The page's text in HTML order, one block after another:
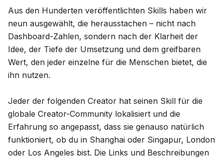
Aus den Hunderten veröffentlichten Skills haben wir
neun ausgewählt, die herausstachen – nicht nach
Dashboard-Zahlen, sondern nach der Klarheit der
Idee, der Tiefe der Umsetzung und dem greifbaren
Wert, den jeder einzelne für die Menschen bietet, die
ihn nutzen.
Jeder der folgenden Creator hat seinen Skill für die
globale Creator-Community lokalisiert und die
Erfahrung so angepasst, dass sie genauso natürlich
funktioniert, ob du in Shanghai oder Singapur, London
oder Los Angeles bist. Die Links und Beschreibungen